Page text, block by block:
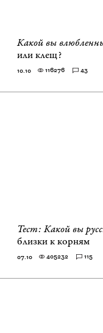
Какой вы
или клещ?
10.10 116276 43
Тест: Какой вы
близки к корням
07.10 405232 115